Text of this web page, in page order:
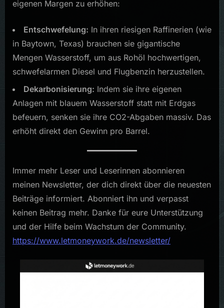
eigenen Margen zu erhöhen:
Entschwefelung: In ihren riesigen Raffinerien (wie
in Baytown, Texas) brauchen sie gigantische
Mengen Wasserstoff, um aus Rohöl hochwertigen,
schwefelarmen Diesel und Flugbenzin herzustellen.
Dekarbonisierung: Indem sie ihre eigenen
Anlagen mit blauem Wasserstoff statt mit Erdgas
befeuern, senken sie ihre CO2-Abgaben massiv. Das
erhöht direkt den Gewinn pro Barrel.
Immer mehr Leser und Leserinnen abonnieren
meinen Newsletter, der dich direkt über die neuesten
Beiträge informiert. Abonniert ihn und verpasst
keinen Beitrag mehr. Danke für eure Unterstützung
und der Hilfe beim Wachstum der Community.
https://www.letmoneywork.de/newsletter/